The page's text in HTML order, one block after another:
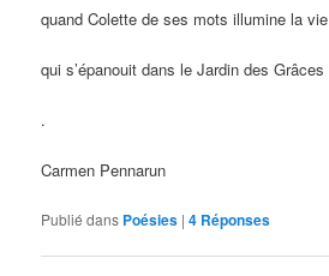
quand Colette de ses mots illumine la vie
qui s’épanouit dans le Jardin des Grâces
.
Carmen Pennarun
Publié dans Poésies |4 Réponses